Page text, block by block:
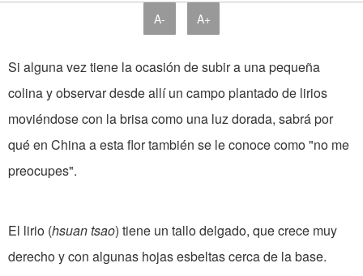
A- A+
Si alguna vez tiene la ocasión de subir a una pequeña
colina y observar desde allí un campo plantado de lirios
moviéndose con la brisa como una luz dorada, sabrá por
qué en China a esta flor también se le conoce como "no me
preocupes".
El lirio (hsuan tsao) tiene un tallo delgado, que crece muy
derecho y con algunas hojas esbeltas cerca de la base.